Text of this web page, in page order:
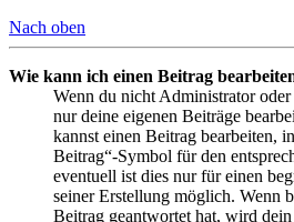
Nach oben
Wie kann ich einen Beitrag
Wenn du nicht Administrator
nur deine eigenen Beiträge
kannst einen Beitrag bearbeiten,
Beitrag“-Symbol für den
eventuell ist dies nur für einen
seiner Erstellung möglich. Wenn
Beitrag geantwortet hat, wird